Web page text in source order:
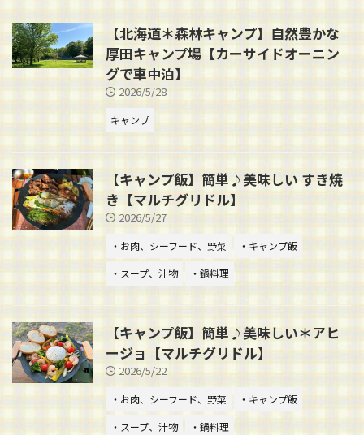
【北海道＊森林キャンプ】自然豊かな
厚田キャンプ場【カーサイドオーニン
グで車中泊】
2026/5/28
キャンプ
【キャンプ飯】簡単♪美味しい すき焼
き【マルチグリドル】
2026/5/27
・お肉、シーフード、野菜
・キャンプ飯
・スープ、汁物
・鍋料理
【キャンプ飯】簡単♪美味しい＊アヒ
ージョ【マルチグリドル】
2026/5/22
・お肉、シーフード、野菜
・キャンプ飯
・スープ、汁物
・鍋料理